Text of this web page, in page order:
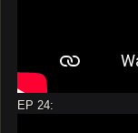
EP 24: